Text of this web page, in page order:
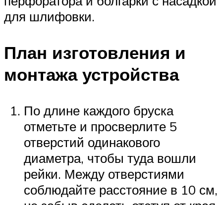
для шлифовки.
План изготовления и
монтажа устройства
По длине каждого бруска
отметьте и просверлите 5
отверстий одинакового
диаметра, чтобы туда вошли
рейки. Между отверстиями
соблюдайте расстояние в 10 см,